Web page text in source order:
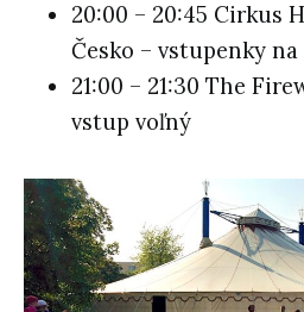
20:00 – 20:45 Cirkus
Česko – vstupenky na
21:00 – 21:30 The
vstup voľný